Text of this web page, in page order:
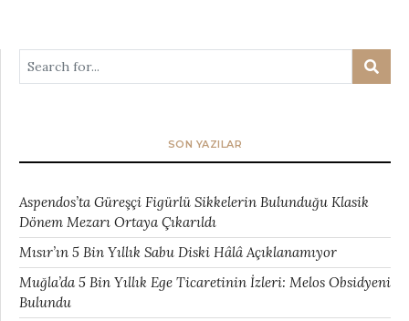
SON YAZILAR
Aspendos’ta Güreşçi Figürlü Sikkelerin Bulunduğu Klasik
Dönem Mezarı Ortaya Çıkarıldı
Mısır’ın 5 Bin Yıllık Sabu Diski Hâlâ Açıklanamıyor
Muğla’da 5 Bin Yıllık Ege Ticaretinin İzleri: Melos Obsidyeni
Bulundu